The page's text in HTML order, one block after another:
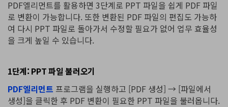
PDF엘리먼트를 활용하면 3단계로 PPT 파일을 쉽게 PDF 파일
로 변환이 가능합니다. 또한 변환된 PDF 파일의 편집도 가능하
여 다시 PPT 파일로 돌아가서 수정할 필요가 없어 업무 효율성
을 크게 높일 수 있습니다.
1단계: PPT 파일 불러오기
PDF엘리먼트 프로그램을 실행하고 [PDF 생성] → [파일에서
생성]을 클릭한 후 PDF 변환이 필요한 PPT 파일을 불러옵니다.